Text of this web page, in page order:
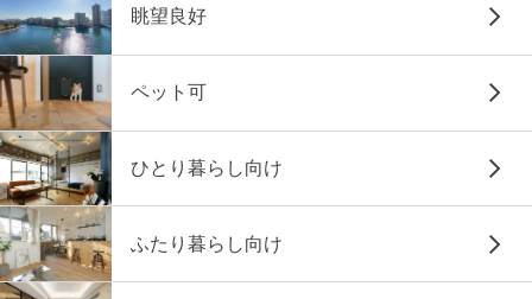
眺望良好
ペット可
ひとり暮らし向け
ふたり暮らし向け